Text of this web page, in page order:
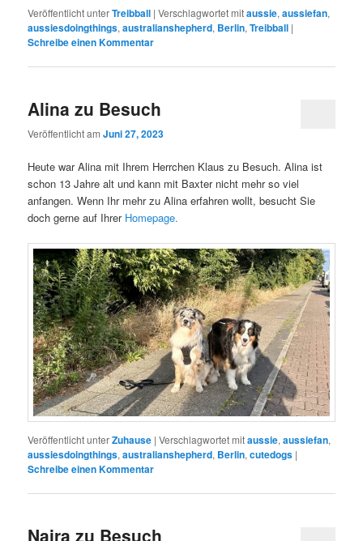
Veröffentlicht unterTreibball |Verschlagwortet mitaussie,aussiefan,
aussiesdoingthings,australianshepherd, Berlin,Treibball |
Schreibe einen Kommentar
Alina zu Besuch
Veröffentlicht amJuni 27, 2023
Heute war Alina mit Ihrem Herrchen Klaus zu Besuch. Alina ist
schon 13 Jahre alt und kann mit Baxter nicht mehr so viel
anfangen. Wenn Ihr mehr zu Alina erfahren wollt, besucht Sie
doch gerne auf Ihrer Homepage.
Veröffentlicht unterZuhause |Verschlagwortet mitaussie,aussiefan,
aussiesdoingthings,australianshepherd, Berlin,cutedogs |
Schreibe einen Kommentar
Naira zu Besuch